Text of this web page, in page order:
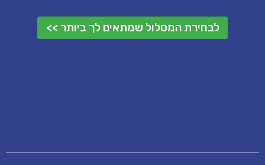
לבחירת המסלול שמתאים לך ביותר >>